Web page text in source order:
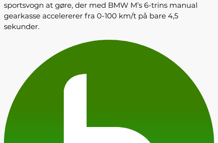
sportsvogn at gøre, der med BMW M’s 6-trins manual
gearkasse accelererer fra 0-100 km/t på bare 4,5
sekunder.